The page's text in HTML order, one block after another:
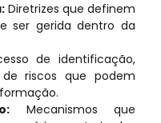
Diretrizes que definem
ser gerida dentro da
de identificação,
riscos que podem
Mecanismos que